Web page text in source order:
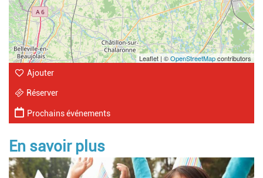
Leaflet | ©OpenStreetMapcontributors
Ajouter
Réserver
Prochains événements
En savoir plus